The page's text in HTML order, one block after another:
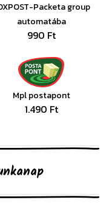
Packeta group
automatába
990 Ft
Mpl postapont
1.490 Ft